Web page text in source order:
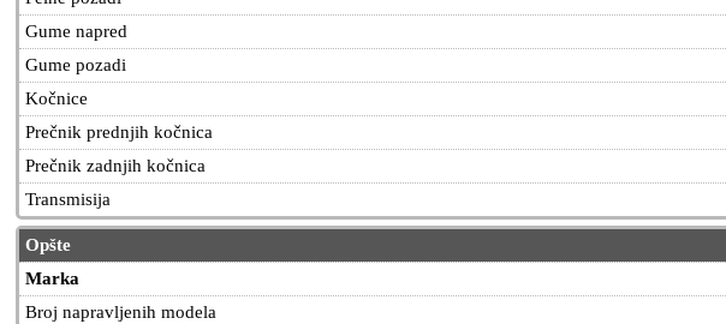
Gume napred
Gume pozadi
Kočnice
Prečnik prednjih kočnica
Prečnik zadnjih kočnica
Transmisija
Opšte
Marka
Broj napravljenih modela